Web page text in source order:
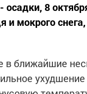
осадки, 8
и мокрого
в ближайшие